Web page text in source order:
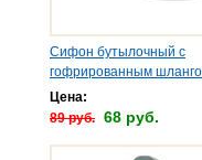
Сифон бутылочный с
гофрированным
Цена:
89 руб. 68 руб.